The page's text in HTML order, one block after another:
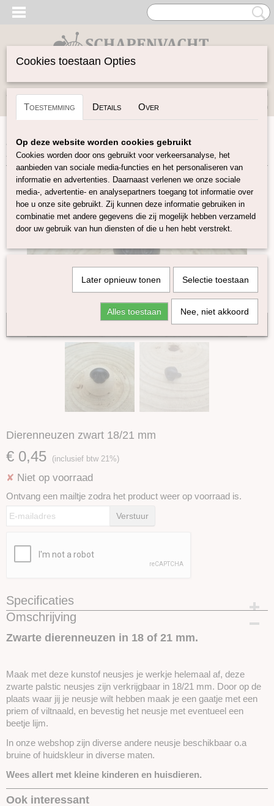
Inloggen Registreren
(0)
Home>Vilten>Oogjes/Neusjes>Dierenneuzen zwart
18/21 mm
Tijdelijk niet op voorraad
Dierenneuzen zwart 18/21 mm
€ 0,45 (inclusief btw 21%)
✘ Niet op voorraad
Ontvang een mailtje zodra het product weer op voorraad is.
Verstuur
Specificaties
Productcode
Omschrijving
Zwarte dierenneuzen in 18 of 21 mm.
Maak met deze kunstof neusjes je werkje helemaal af, deze
zwarte palstic neusjes zijn verkrijgbaar in 18/21 mm. Door op de
plaats waar jij je neusje wilt hebben maak je een gaatje met een
priem of viltnaald, en bevestig het neusje met eventueel een
beetje lijm.
In onze webshop zijn diverse andere neusje beschikbaar o.a
bruine of huidskleur in diverse maten.
Wees allert met kleine kinderen en huisdieren.
Ook interessant
Cookies toestaan Opties
Toestemming Details Over
Op deze website worden cookies gebruikt
Cookies worden door ons gebruikt voor verkeersanalyse, het
aanbieden van sociale media-functies en het personaliseren van
informatie en advertenties. Daarnaast verlenen we onze sociale
media-, advertentie- en analysepartners toegang tot informatie over
hoe u onze site gebruikt. Zij kunnen deze informatie gebruiken in
combinatie met andere gegevens die zij mogelijk hebben verzameld
door uw gebruik van hun diensten of die u hen hebt verstrekt.
Later opnieuw tonen Selectie toestaan
Alles toestaan Nee, niet akkoord